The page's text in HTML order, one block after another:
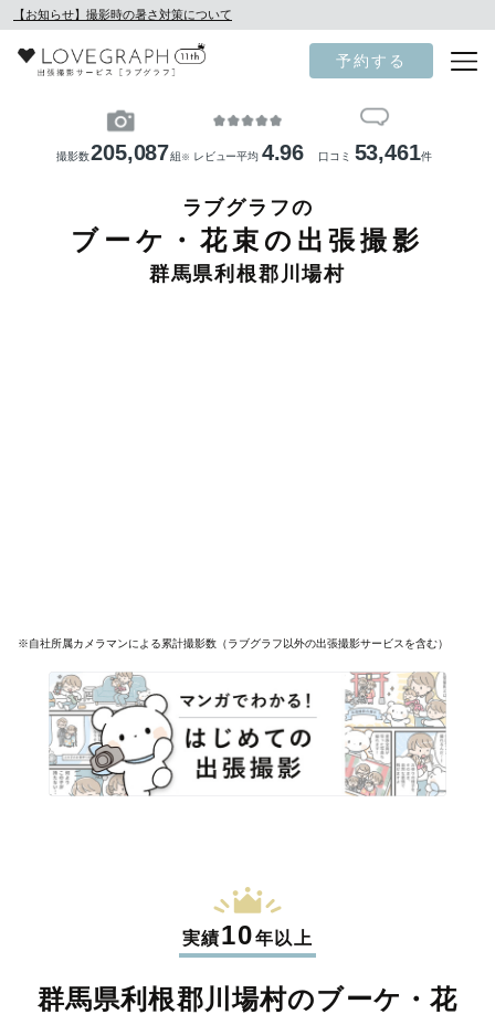
【お知らせ】撮影時の暑さ対策について
予約する
撮影数205,087組 ※ レビュー平均 4.96 口コミ 53,461件
ラブグラフの
ブーケ・花束の出張撮影
群馬県利根郡川場村
※自社所属カメラマンによる累計撮影数（ラブグラフ以外の出張撮影サービスを含む）
実績10年以上
群馬県利根郡川場村のブーケ・花